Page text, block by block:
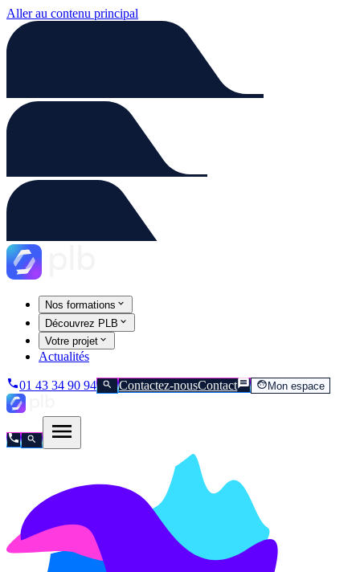
Aller au contenu principal
Nos formations
Découvrez PLB
Votre projet
Actualités
01 43 34 90 94 Contactez-nousContact Mon espace